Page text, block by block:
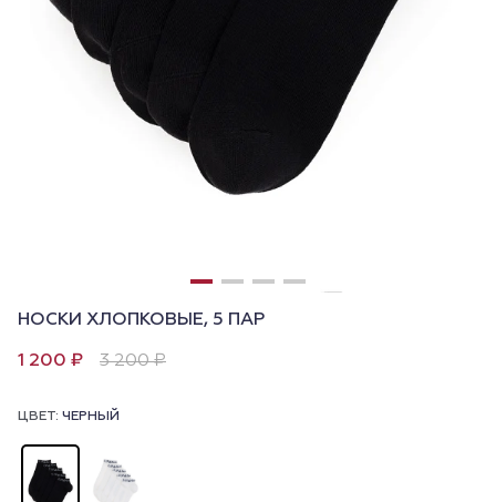
НОСКИ ХЛОПКОВЫЕ, 5 ПАР
1 200 ₽ 3 200 ₽
ЦВЕТ: ЧЕРНЫЙ